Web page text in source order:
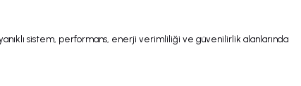
sistem, performans, enerji verimliliği ve güvenilirlik alanlarında